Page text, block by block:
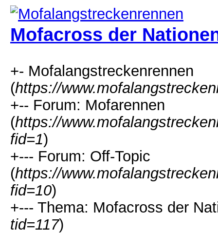
Mofacross der
+- Mofalangstreckenrennen
(https://
+-- Forum: Mofarennen
(https://
fid=1)
+--- Forum: Off-Topic
(https://
fid=10)
+--- Thema: Mofacross der
tid=117)